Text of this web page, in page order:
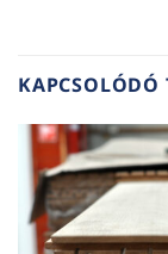
KAPCSOLÓDÓ